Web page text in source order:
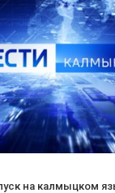
на калмыцком